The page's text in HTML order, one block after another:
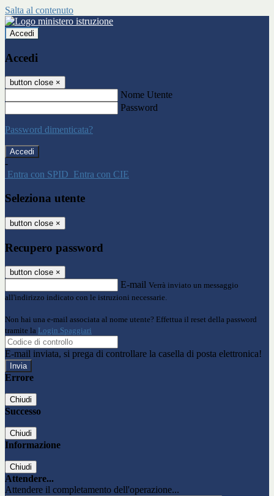
Salta al contenuto
Accedi
Accedi
button close ×
Nome Utente
Password
Password dimenticata?
-
Entra con SPID Entra con CIE
Seleziona utente
button close ×
Recupero password
button close ×
E-mail Verrà inviato un messaggio
all'indirizzo indicato con le istruzioni necessarie.
Non hai una e-mail associata al nome utente? Effettua il reset della password
tramite la Login Spaggiari
E-mail inviata, si prega di controllare la casella di posta elettronica!
Errore
Chiudi
Successo
Chiudi
Informazione
Chiudi
Attendere...
Attendere il completamento dell'operazione...